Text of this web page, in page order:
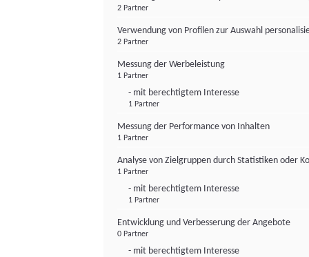
2 Partner
Verwendung von Profilen zur Auswahl
2 Partner
Messung der Werbeleistung
1 Partner
- mit berechtigtem Interesse
1 Partner
Messung der Performance von Inhalten
1 Partner
Analyse von Zielgruppen durch Statistiken oder
1 Partner
- mit berechtigtem Interesse
1 Partner
Entwicklung und Verbesserung der Angebote
0 Partner
- mit berechtigtem Interesse